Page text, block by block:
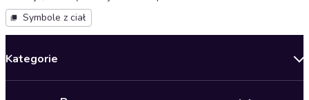
Symbole z ciał
Kategorie